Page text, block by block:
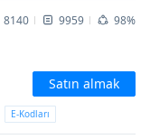
8140 9959
98%
Satın almak
E-Kodları